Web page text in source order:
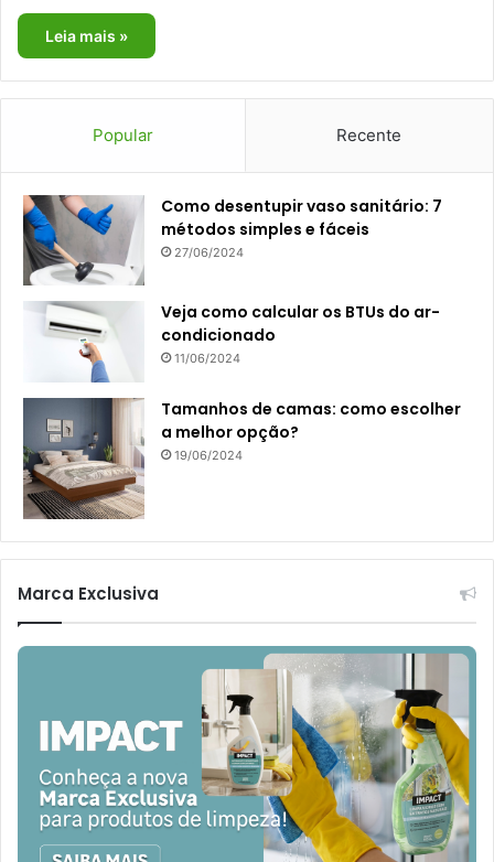
Leia mais »
Popular Recente
Como desentupir vaso sanitário: 7
métodos simples e fáceis
27/06/2024
Veja como calcular os BTUs do ar-
condicionado
11/06/2024
Tamanhos de camas: como escolher
a melhor opção?
19/06/2024
Marca Exclusiva